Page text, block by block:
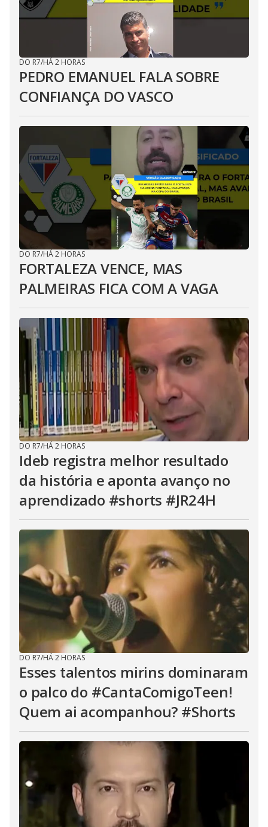
DO R7/HÁ 2 HORAS
PEDRO EMANUEL FALA SOBRE
CONFIANÇA DO VASCO
DO R7/HÁ 2 HORAS
FORTALEZA VENCE, MAS
PALMEIRAS FICA COM A VAGA
DO R7/HÁ 2 HORAS
Ideb registra melhor resultado
da história e aponta avanço no
aprendizado #shorts #JR24H
DO R7/HÁ 2 HORAS
Esses talentos mirins dominaram
o palco do #CantaComigoTeen!
Quem ai acompanhou? #Shorts